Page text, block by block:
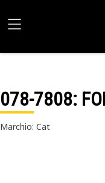
078-7808:
Marchio: Cat